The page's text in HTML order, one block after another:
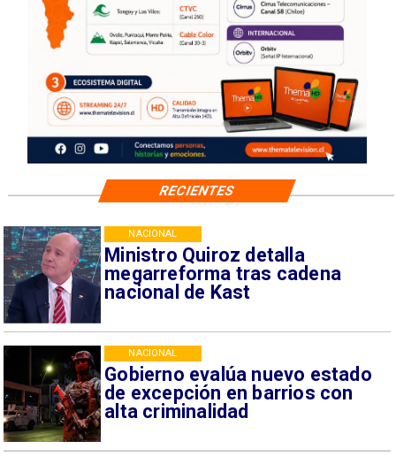
Ministro Quiroz detalla
megarreforma tras cadena
nacional de Kast
NACIONAL
Gobierno evalúa nuevo estado
de excepción en barrios con
alta criminalidad
NACIONAL
RECIENTES